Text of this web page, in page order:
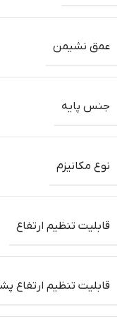
عمق نشیمن
جنس پایه
نوع مکانیزم
قابلیت تنظیم ارتفاع
قابلیت تنظیم ارتفاع